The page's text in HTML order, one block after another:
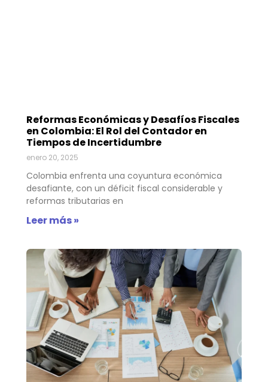
Reformas Económicas y Desafíos Fiscales
en Colombia: El Rol del Contador en
Tiempos de Incertidumbre
enero 20, 2025
Colombia enfrenta una coyuntura económica
desafiante, con un déficit fiscal considerable y
reformas tributarias en
Leer más »